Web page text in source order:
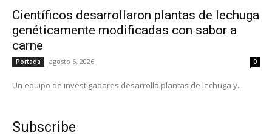
Científicos desarrollaron plantas de lechuga
genéticamente modificadas con sabor a
carne
Portada agosto 6, 2026 0
Un equipo de investigadores desarrolló plantas de lechuga y...
Subscribe